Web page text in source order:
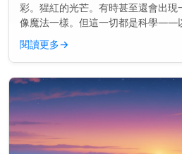
彩。猩紅的光芒。有時甚至還會出
像魔法一樣。但這一切都是科學——
能正在落下，但物理學才剛剛開始。
因為陽光穿過地...
閱讀更多→